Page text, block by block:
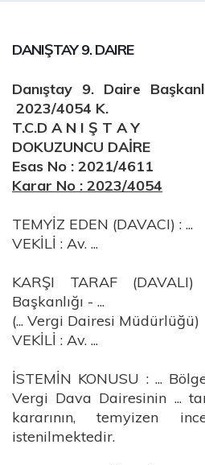
DANIŞTAY 9. DAIRE
Danıştay 9. Daire
2023/4054 K.
T.C.D A N I Ş T A Y
DOKUZUNCU DAİRE
Esas No : 2021/4611
Karar No : 2023/4054
TEMYİZ EDEN (DAVACI) : ...
VEKİLİ : Av. ...
KARŞI TARAF
Başkanlığı - ...
(... Vergi Dairesi Müdürlüğü)
VEKİLİ : Av. ...
İSTEMİN KONUSU : ...
Vergi Dava Dairesinin ...
kararının, temyizen
istenilmektedir.